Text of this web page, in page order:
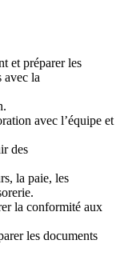
et préparer les
avec la
avec l’équipe et
des
la paie, les
la conformité aux
les documents